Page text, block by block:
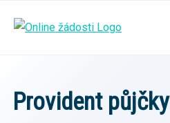
Provident půjčky